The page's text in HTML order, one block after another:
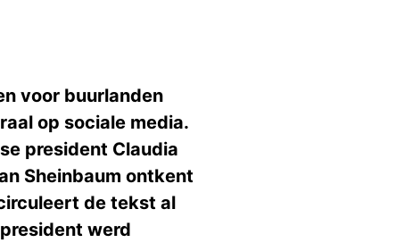
voor buurlanden
op sociale media.
president Claudia
Sheinbaum ontkent
de tekst al
werd